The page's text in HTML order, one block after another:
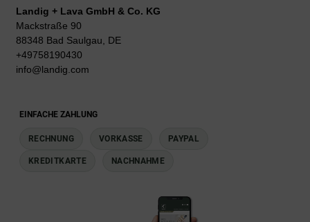
Landig + Lava GmbH & Co. KG
Mackstraße 90
88348 Bad Saulgau, DE
+49758190430
info@landig.com
EINFACHE ZAHLUNG
RECHNUNG VORKASSE PAYPAL
KREDITKARTE NACHNAHME